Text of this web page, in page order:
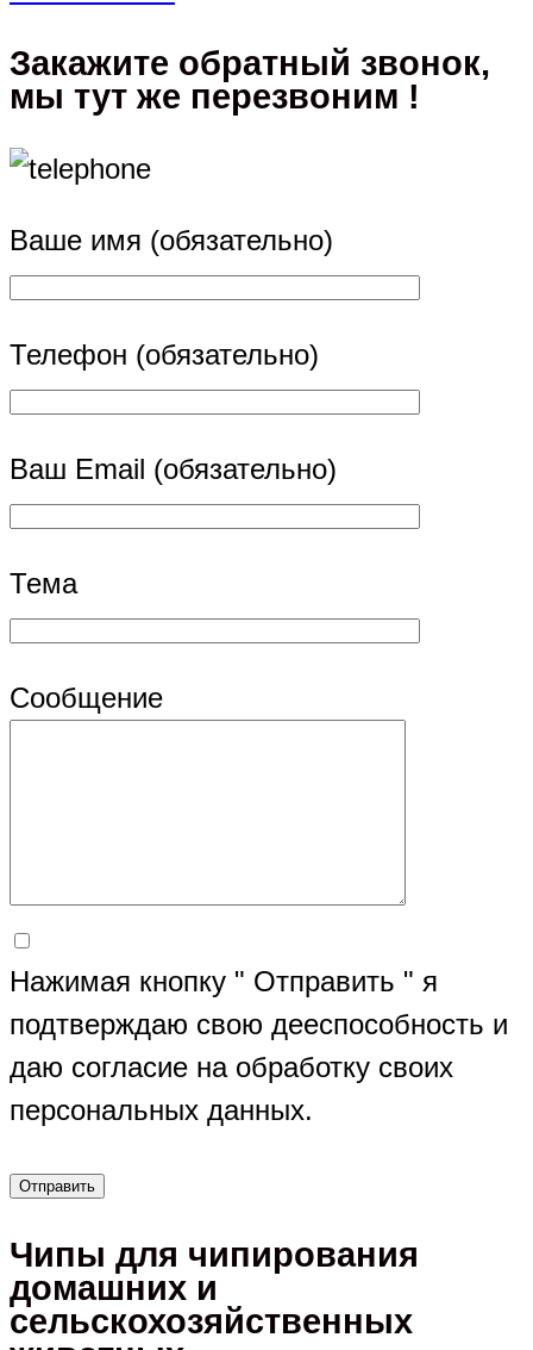
Закажите обратный звонок,
мы тут же перезвоним !
Ваше имя (обязательно)
Телефон (обязательно)
Ваш Email (обязательно)
Тема
Сообщение
Нажимая кнопку " Отправить " я
подтверждаю свою дееспособность и
даю согласие на обработку своих
персональных данных.
Чипы для чипирования
домашних и
сельскохозяйственных